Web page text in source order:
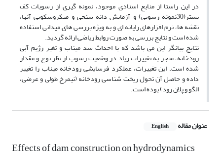
در این راستا از منابع اسنادی موجود، نمونه گیری از رسوبات کف
بستر(30نمونه رسوبی) و آزمایش دانه سنجی و میکروسکوبی آنها،
نقشه ها، نرم افزارهای رایانه ای و به ویژه بررسی های میدانی استفاده
شده است و نتایج بررسی به صورت روابط ریاضی ارائه گردید.
نتایج بیانگر این می باشد که با احداث سد میناب و تغیر رژیم آبی
رودخانه، منجر به تغییرات زیاد در وضعیت رسوب از نظر نوع و مقدار
شده است. این تغییرات، عملکرد فرسایشی رودخانه میناب را تغییر
داده و حاصل آن تحول ریخت شناسی رودخانه (نیمرخ طولی و عرضی،
الگو و پلان رود) بوده است.
عنوان مقاله English
Effects of dam construction on hydrodynamics